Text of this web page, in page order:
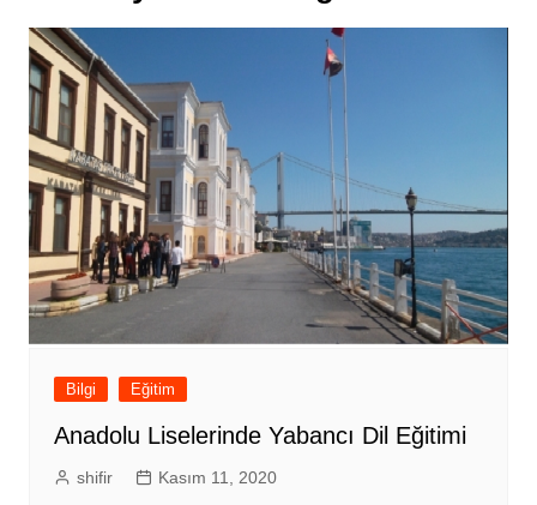
Bilgi Eğitim
Anadolu Liselerinde Yabancı Dil Eğitimi
shifir Kasım 11, 2020